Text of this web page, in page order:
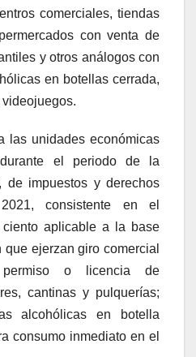
comerciales, tiendas
con venta de
y otros análogos con
en botellas cerrada,
las unidades económicas
el periodo de la
de impuestos y derechos
consistente en el
aplicable a la base
ejerzan giro comercial
o licencia de
cantinas y pulquerías;
alcohólicas en botella
consumo inmediato en el